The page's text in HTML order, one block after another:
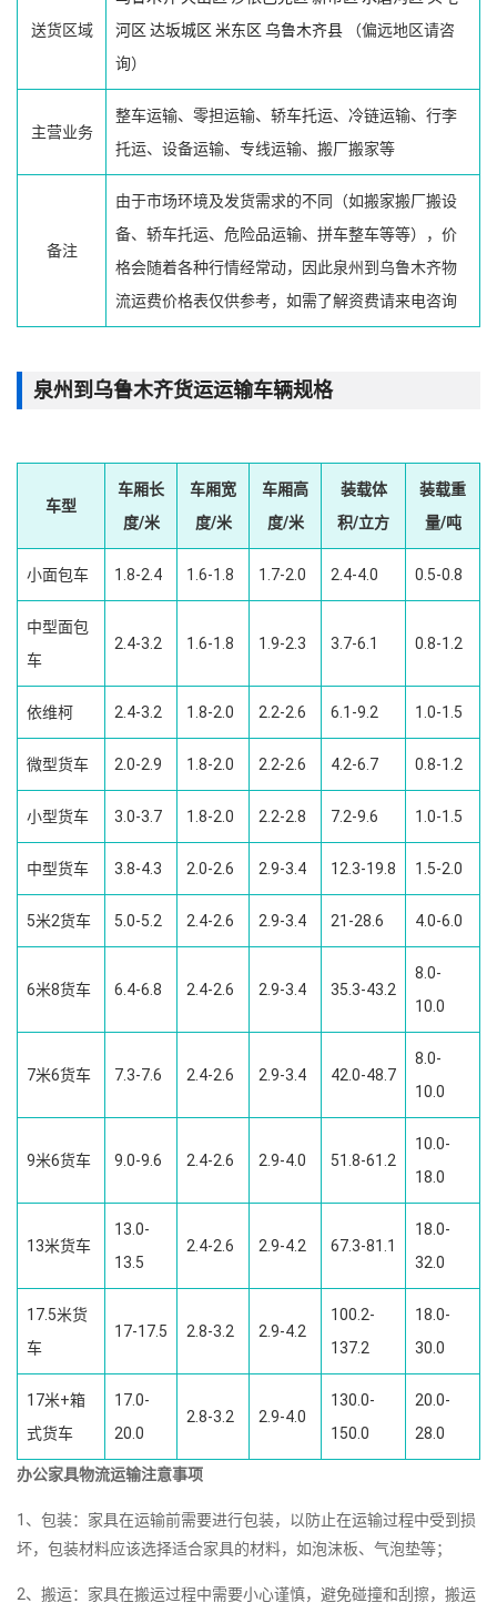
送货区域
河区 达坂城区 米东区 乌鲁木齐县 （偏远地区请咨
询）
主营业务
整车运输、零担运输、轿车托运、冷链运输、行李
托运、设备运输、专线运输、搬厂搬家等
备注
由于市场环境及发货需求的不同（如搬家搬厂搬设
备、轿车托运、危险品运输、拼车整车等等），价
格会随着各种行情经常动，因此泉州到乌鲁木齐物
流运费价格表仅供参考，如需了解资费请来电咨询
泉州到乌鲁木齐货运运输车辆规格
车型
车厢长
度/米
车厢宽
度/米
车厢高
度/米
装载体
积/立方
装载重
量/吨
小面包车 1.8-2.4 1.6-1.8 1.7-2.0 2.4-4.0 0.5-0.8
中型面包
车
2.4-3.2 1.6-1.8 1.9-2.3 3.7-6.1 0.8-1.2
依维柯 2.4-3.2 1.8-2.0 2.2-2.6 6.1-9.2 1.0-1.5
微型货车 2.0-2.9 1.8-2.0 2.2-2.6 4.2-6.7 0.8-1.2
小型货车 3.0-3.7 1.8-2.0 2.2-2.8 7.2-9.6 1.0-1.5
中型货车 3.8-4.3 2.0-2.6 2.9-3.4 12.3-19.8 1.5-2.0
5米2货车 5.0-5.2 2.4-2.6 2.9-3.4 21-28.6 4.0-6.0
6米8货车 6.4-6.8 2.4-2.6 2.9-3.4 35.3-43.2
8.0-
10.0
7米6货车 7.3-7.6 2.4-2.6 2.9-3.4 42.0-48.7
8.0-
10.0
9米6货车 9.0-9.6 2.4-2.6 2.9-4.0 51.8-61.2
10.0-
18.0
13米货车
13.0-
13.5
2.4-2.6 2.9-4.2 67.3-81.1
18.0-
32.0
17.5米货
车
17-17.5 2.8-3.2 2.9-4.2
100.2-
137.2
18.0-
30.0
17米+箱
式货车
17.0-
20.0
2.8-3.2 2.9-4.0
130.0-
150.0
20.0-
28.0
办公家具物流运输注意事项
1、包装：家具在运输前需要进行包装，以防止在运输过程中受到损
坏，包装材料应该选择适合家具的材料，如泡沫板、气泡垫等；
2、搬运：家具在搬运过程中需要小心谨慎，避免碰撞和刮擦，搬运